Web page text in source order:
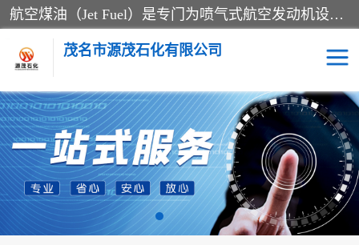
航空煤油（Jet Fuel）是专门为喷气式航空发动机设计的高纯度燃料，主要分为Jet A、Jet A-1和Jet B等类型。其特点是闪点高、低温流动性好，并添加了抗静电剂和抗氧化剂以确保飞行安全。航空煤油需
茂名市源茂石化有限公司
RP3航空煤油 D20+D30溶剂油
D40+D60溶剂油 D80+D100溶剂油
6号+120号溶剂油 260号溶剂油